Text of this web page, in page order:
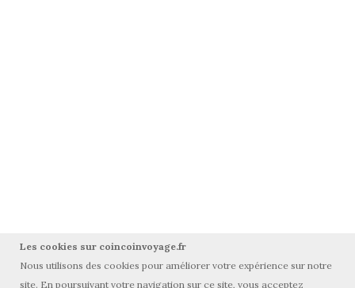
Les cookies sur coincoinvoyage.fr
Nous utilisons des cookies pour améliorer votre expérience sur notre
site. En poursuivant votre navigation sur ce site, vous acceptez